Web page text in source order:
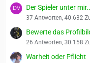
Der Spieler unter
37 Antworten, 40.632
Bewerte das
26 Antworten, 30.158
Warheit oder Pflicht